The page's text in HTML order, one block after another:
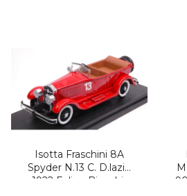
Isotta Fraschini 8A
Spyder N.13 C. D.lazio
1922 Felice-Bianchi-